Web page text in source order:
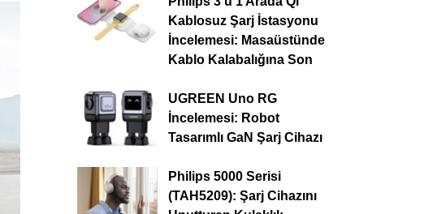
Kablosuz Şarj İstasyonu
İncelemesi: Masaüstünde
Kablo Kalabalığına Son
UGREEN Uno RG
İncelemesi: Robot
Tasarımlı GaN Şarj Cihazı
Philips 5000 Serisi
(TAH5209): Şarj Cihazını